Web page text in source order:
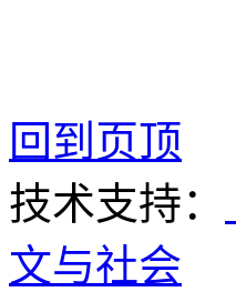
回到页顶
技术支持：
文与社会